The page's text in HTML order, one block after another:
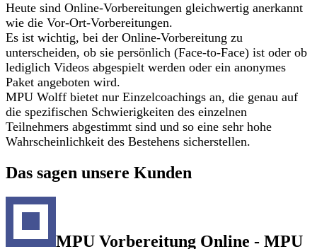
Heute sind Online-Vorbereitungen gleichwertig anerkannt
wie die Vor-Ort-Vorbereitungen.
Es ist wichtig, bei der Online-Vorbereitung zu
unterscheiden, ob sie persönlich (Face-to-Face) ist oder ob
lediglich Videos abgespielt werden oder ein anonymes
Paket angeboten wird.
MPU Wolff bietet nur Einzelcoachings an, die genau auf
die spezifischen Schwierigkeiten des einzelnen
Teilnehmers abgestimmt sind und so eine sehr hohe
Wahrscheinlichkeit des Bestehens sicherstellen.
Das sagen unsere Kunden
MPU Vorbereitung Online - MPU